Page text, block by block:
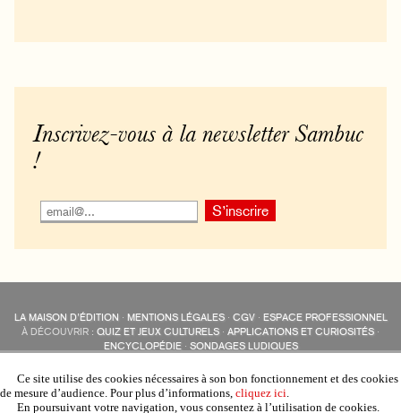
Inscrivez-vous à la newsletter Sambuc
!
LA MAISON D’ÉDITION · MENTIONS LÉGALES· CGV· ESPACE PROFESSIONNEL
À DÉCOUVRIR : QUIZ ET JEUX CULTURELS · APPLICATIONS ET CURIOSITÉS ·
ENCYCLOPÉDIE· SONDAGES LUDIQUES
COLLECTIONS :SAMBUC·ÉDISOLUM·REVUE LITTÉRAIREL’EAU-FORTE
AUTRES SITES :COLL. « LES ÉDISOLUM »
Ce site utilise des cookies nécessaires à son bon fonctionnement et des cookies
de mesure d’audience. Pour plus d’informations, cliquez ici.
En poursuivant votre navigation, vous consentez à l’utilisation de cookies.